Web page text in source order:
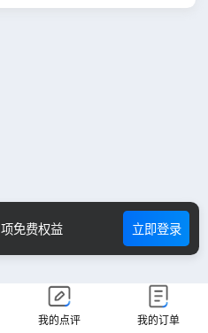
我的点评 我的订单
项免费权益 立即登录